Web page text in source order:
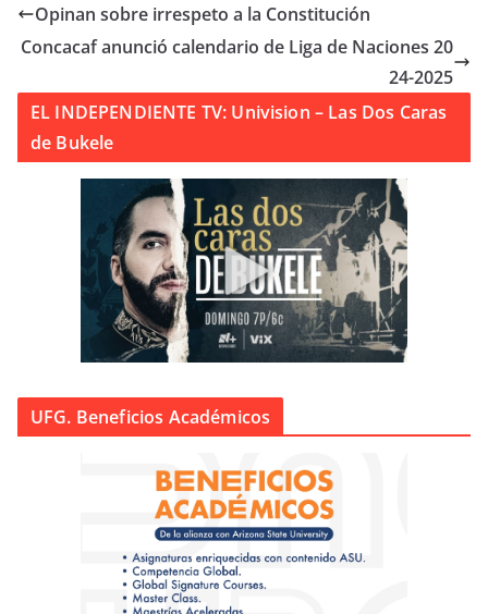
Opinan sobre irrespeto a la Constitución
Concacaf anunció calendario de Liga de Naciones 20
24-2025
EL INDEPENDIENTE TV: Univision – Las Dos Caras
de Bukele
UFG. Beneficios Académicos